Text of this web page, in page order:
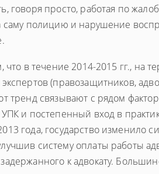
говоря просто, работая по
саму полицию и нарушение
что в течение 2014-2015 гг., на
(правозащитников,
тренд связывают с рядом
и постепенный вход в
года, государство изменило
систему оплаты работы
к адвокату.